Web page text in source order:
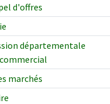
d'offres
départementale
marchés